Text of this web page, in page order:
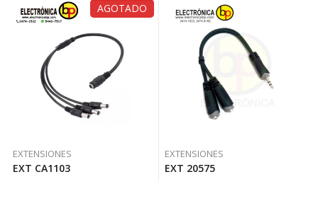
AGOTADO
EXTENSIONES
EXT CA1103
EXTENSIONES
EXT 20575